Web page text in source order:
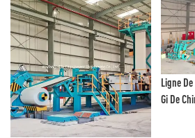
Ligne
Gi De